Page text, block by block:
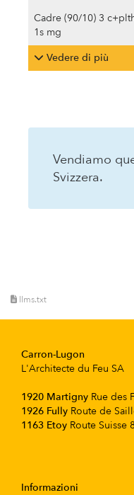
Cadre (90/10) 3
1s mg
Vedere di più
Vendiamo
Svizzera.
llms.txt
Carron-Lugon
L'Architecte du Feu SA
1920 Martigny Rue des
1926 Fully Route de
1163 Etoy Route Suisse
Informazioni